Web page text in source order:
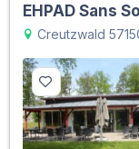
EHPAD Sans
Creutzwald